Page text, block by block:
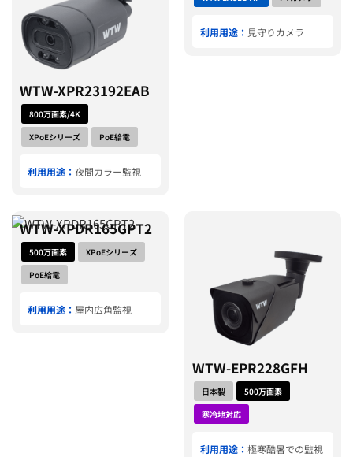
WTW-XPR23192EAB
800万画素/4K
XPoEシリーズ
PoE給電
利用用途： 夜間カラー監視
利用用途： 見守りカメラ
WTW-XPDR165GPT2
500万画素
XPoEシリーズ
PoE給電
利用用途： 屋内広角監視
WTW-EPR228GFH
日本製
500万画素
寒冷地対応
利用用途： 極寒酷暑での監視